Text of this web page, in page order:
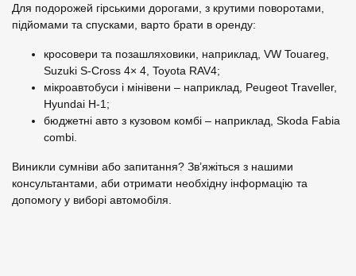
Для подорожей гірськими дорогами, з крутими поворотами,
підйомами та спусками, варто брати в оренду:
кросовери та позашляховики, наприклад, VW Touareg,
Suzuki S-Cross 4× 4, Toyota RAV4;
мікроавтобуси і мінівени – наприклад, Peugeot Traveller,
Hyundai H-1;
бюджетні авто з кузовом комбі – наприклад, Skoda Fabia
combi.
Виникли сумніви або запитання? Зв’яжіться з нашими
консультантами, аби отримати необхідну інформацію та
допомогу у виборі автомобіля.